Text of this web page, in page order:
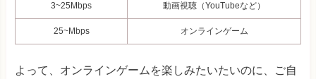
3~25Mbps 動画視聴（YouTubeなど）
25~Mbps オンラインゲーム
よって、オンラインゲームを楽しみたいたいのに、ご自